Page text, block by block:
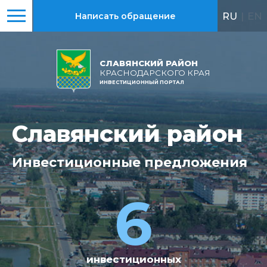
СЛАВЯНСКИЙ РАЙОН
КРАСНОДАРСКОГО КРАЯ
ИНВЕСТИЦИОННЫЙ ПОРТАЛ
Написать обращение RU
Славянский район
Инвестиционныепредложения
6
инвестиционных
Славянский район
Всегореализовано
15
За 2021-2025гг.